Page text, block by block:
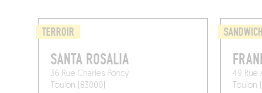
TERROIR
SANTA ROSALIA
36 Rue Charles Poncy
Toulon (83000)
49 Rue
Toulon